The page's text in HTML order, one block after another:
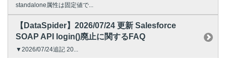
standalone属性は固定値で...
【DataSpider】2026/07/24 更新 Salesforce
SOAP API login()廃止に関するFAQ
▼2026/07/24追記 20...